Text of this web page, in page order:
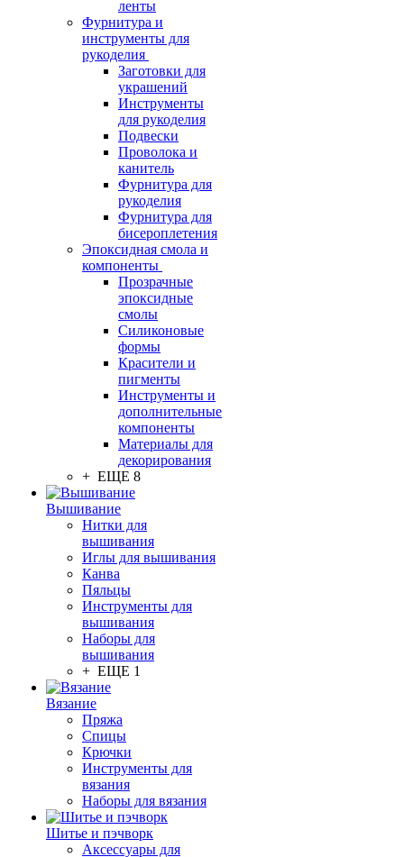
ленты
Фурнитура и
инструменты для
рукоделия
Заготовки для
украшений
Инструменты
для рукоделия
Подвески
Проволока и
канитель
Фурнитура для
рукоделия
Фурнитура для
бисероплетения
Эпоксидная смола и
компоненты
Прозрачные
эпоксидные
смолы
Силиконовые
формы
Красители и
пигменты
Инструменты и
дополнительные
компоненты
Материалы для
декорирования
+ ЕЩЕ 8
Вышивание
Нитки для
вышивания
Иглы для вышивания
Канва
Пяльцы
Инструменты для
вышивания
Наборы для
вышивания
+ ЕЩЕ 1
Вязание
Пряжа
Спицы
Крючки
Инструменты для
вязания
Наборы для вязания
Шитье и пэчворк
Аксессуары для